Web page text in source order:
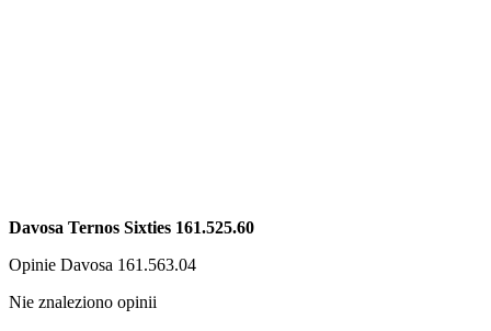
Davosa Ternos Sixties 161.525.60
Opinie Davosa 161.563.04
Nie znaleziono opinii